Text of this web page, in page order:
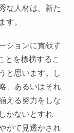
な人材は、新た
す。
ションに貢献す
とを標榜するこ
と思います。し
、あるいはそれ
える努力をしな
かないとすれ
がて見透かされ